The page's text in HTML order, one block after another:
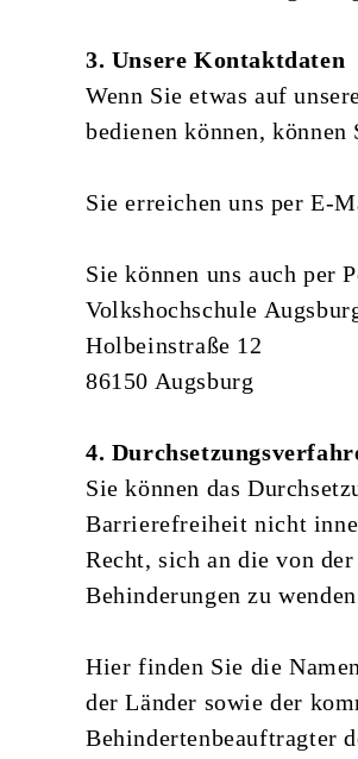
3. Unsere Kontaktdaten
Wenn Sie etwas auf
bedienen können,
Sie erreichen uns per E-
Sie können uns auch per
Volkshochschule
Holbeinstraße 12
86150 Augsburg
4.
Sie können das
Barrierefreiheit nicht
Recht, sich an die von
Behinderungen zu
Hier finden Sie die
der Länder sowie der
Behindertenbeauftragter